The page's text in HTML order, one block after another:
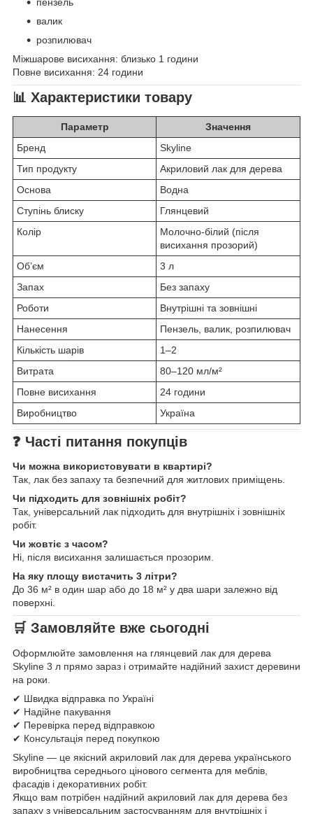
валик
розпилювач
Міжшарове висихання: близько 1 години
Повне висихання: 24 години
📊 Характеристики товару
Параметр
Значення
Бренд
Skyline
Тип продукту
Акриловий лак для дерева
Основа
Водна
Ступінь блиску
Глянцевий
Колір
Молочно-білий (після
висихання прозорий)
Об’єм
3 л
Запах
Без запаху
Роботи
Внутрішні та зовнішні
Нанесення
Пензель, валик, розпилювач
Кількість шарів
1–2
Витрата
80–120 мл/м²
Повне висихання
24 години
Виробництво
Україна
❓ Часті питання покупців
Чи можна використовувати в квартирі?
Так, лак без запаху та безпечний для житлових приміщень.
Чи підходить для зовнішніх робіт?
Так, універсальний лак підходить для внутрішніх і зовнішніх
робіт.
Чи жовтіє з часом?
Ні, після висихання залишається прозорим.
На яку площу вистачить 3 літри?
До 36 м² в один шар або до 18 м² у два шари залежно від
поверхні.
🛒 Замовляйте вже сьогодні
Оформлюйте замовлення на глянцевий лак для дерева
Skyline 3 л прямо зараз і отримайте надійний захист деревини
на роки.
✔ Швидка відправка по Україні
✔ Надійне пакування
✔ Перевірка перед відправкою
✔ Консультація перед покупкою
Skyline — це якісний акриловий лак для дерева українського
виробництва середнього цінового сегмента для меблів,
фасадів і декоративних робіт.
Якщо вам потрібен надійний акриловий лак для дерева без
запаху з універсальним застосуванням для внутрішніх і